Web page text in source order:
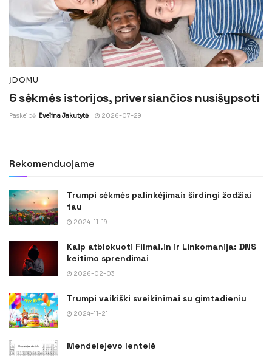
ĮDOMU
6 sėkmės istorijos, priversiančios nusišypsoti
Paskelbė Evelina Jakutytė 2026-07-29
Rekomenduojame
Trumpi sėkmės palinkėjimai: širdingi žodžiai
tau
2024-11-19
Kaip atblokuoti Filmai.in ir Linkomanija: DNS
keitimo sprendimai
2026-02-03
Trumpi vaikiški sveikinimai su gimtadieniu
2024-11-21
Mendelejevo lentelė